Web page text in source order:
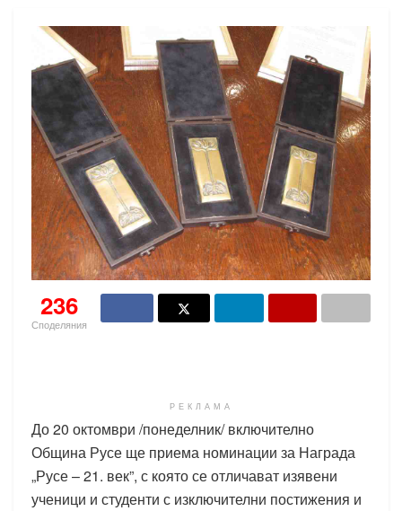
236
Споделяния
РЕКЛАМА
До 20 октомври /понеделник/ включително
Община Русе ще приема номинации за Награда
„Русе – 21. век”, с която се отличават изявени
ученици и студенти с изключителни постижения и